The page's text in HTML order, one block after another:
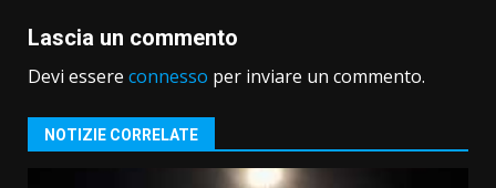
Lascia un commento
Devi essere connesso per inviare un commento.
NOTIZIE CORRELATE